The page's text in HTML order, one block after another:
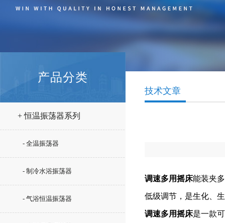
产品分类
+ 恒温振荡器系列
- 全温振荡器
- 制冷水浴振荡器
- 气浴恒温振荡器
技术文章
调速多用摇床能装夹
低级调节，是生化、
调速多用摇床是一款